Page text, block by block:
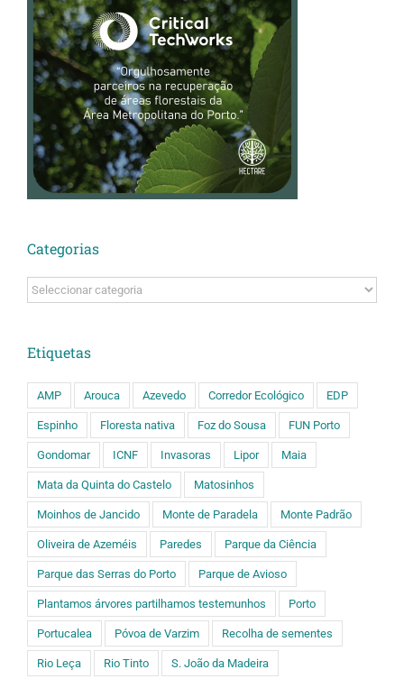
Categorias
Categorias
Etiquetas
AMP Arouca Azevedo Corredor Ecológico EDP
Espinho Floresta nativa Foz do Sousa FUN Porto
Gondomar ICNF Invasoras Lipor Maia
Mata da Quinta do Castelo Matosinhos
Moinhos de Jancido Monte de Paradela Monte Padrão
Oliveira de Azeméis Paredes Parque da Ciência
Parque das Serras do Porto Parque de Avioso
Plantamos árvores partilhamos testemunhos Porto
Portucalea Póvoa de Varzim Recolha de sementes
Rio Leça Rio Tinto S. João da Madeira